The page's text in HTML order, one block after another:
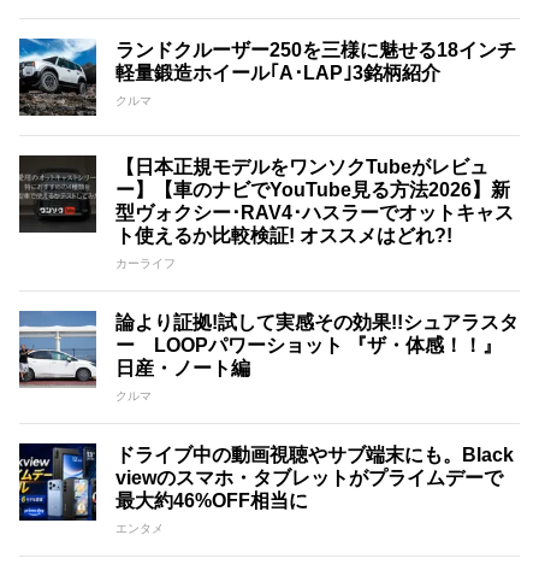
ランドクルーザー250を三様に魅せる18インチ
軽量鍛造ホイール｢A･LAP｣3銘柄紹介
クルマ
【日本正規モデルをワンソクTubeがレビュ
ー】【車のナビでYouTube見る方法2026】新
型ヴォクシー･RAV4･ハスラーでオットキャス
ト使えるか比較検証! オススメはどれ?!
カーライフ
論より証拠!試して実感その効果!!シュアラスタ
ー LOOPパワーショット 『ザ・体感！！』
日産・ノート編
クルマ
ドライブ中の動画視聴やサブ端末にも。Black
viewのスマホ・タブレットがプライムデーで
最大約46%OFF相当に
エンタメ